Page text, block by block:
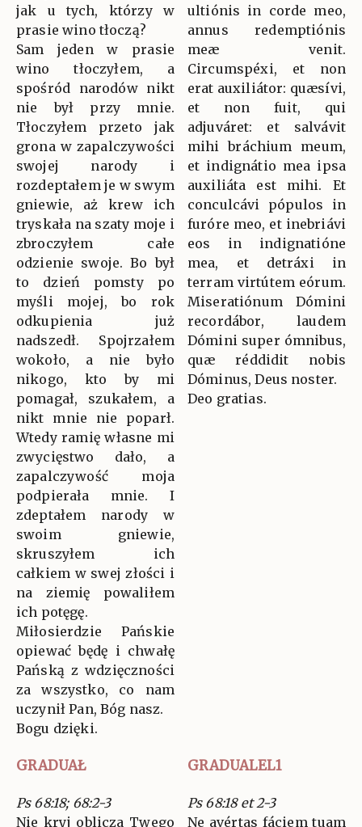
jak u tych, którzy w
prasie wino tłoczą?
Sam jeden w prasie
wino tłoczyłem, a
spośród narodów nikt
nie był przy mnie.
Tłoczyłem przeto jak
grona w zapalczywości
swojej narody i
rozdeptałem je w swym
gniewie, aż krew ich
tryskała na szaty moje i
zbroczyłem całe
odzienie swoje. Bo był
to dzień pomsty po
myśli mojej, bo rok
odkupienia już
nadszedł. Spojrzałem
wokoło, a nie było
nikogo, kto by mi
pomagał, szukałem, a
nikt mnie nie poparł.
Wtedy ramię własne mi
zwycięstwo dało, a
zapalczywość moja
podpierała mnie. I
zdeptałem narody w
swoim gniewie,
skruszyłem ich
całkiem w swej złości i
na ziemię powaliłem
ich potęgę.
Miłosierdzie Pańskie
opiewać będę i chwałę
Pańską z wdzięczności
za wszystko, co nam
uczynił Pan, Bóg nasz.
Bogu dzięki.
ultiónis in corde meo,
annus redemptiónis
meæ venit.
Circumspéxi, et non
erat auxiliátor: quæsívi,
et non fuit, qui
adjuváret: et salvávit
mihi bráchium meum,
et indignátio mea ipsa
auxiliáta est mihi. Et
conculcávi pópulos in
furóre meo, et inebriávi
eos in indignatióne
mea, et detráxi in
terram virtútem eórum.
Miseratiónum Dómini
recordábor, laudem
Dómini super ómnibus,
quæ réddidit nobis
Dóminus, Deus noster.
Deo gratias.
GRADUAŁ GRADUALEL1
Ps 68:18; 68:2-3
Nie kryj oblicza Twego
Ps 68:18 et 2-3
Ne avértas fáciem tuam